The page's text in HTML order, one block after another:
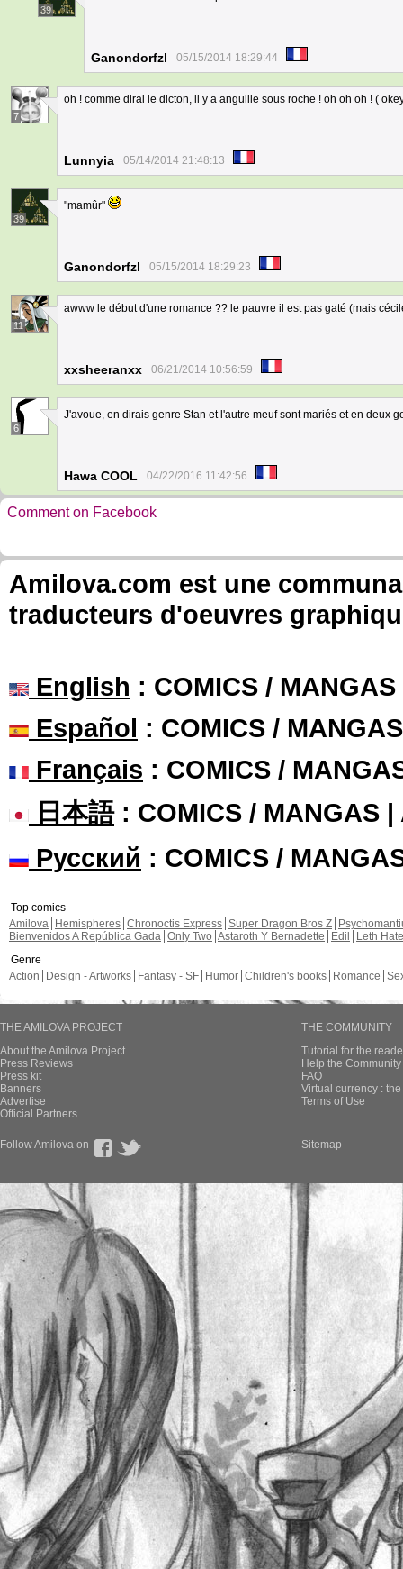
39
Ganondorfzl 05/15/2014 18:29:44
7
oh ! comme dirai le dicton, il y a anguille sous roche ! oh oh oh ! (
Lunnyia 05/14/2014 21:48:13
39
"mamûr"
Ganondorfzl 05/15/2014 18:29:23
11
awww le début d'une romance ?? le pauvre il est pas gaté (mais
xxsheeranxx 06/21/2014 10:56:59
6
J'avoue, en dirais genre Stan et l'autre meuf sont mariés et en deux
Hawa COOL 04/22/2016 11:42:56
Comment on Facebook
Amilova.com est une
traducteurs d'oeuvres
English : COMICS /
Español : COMICS /
Français : COMICS /
日本語: COMICS / MANGAS |
Русский : COMICS /
Top comics
Amilova
Hemispheres Chronoctis Express Super Dragon Bros Z
Bienvenidos A República Gada Only Two Astaroth Y Bernadette Edil
Leth Hate
Genre
Action
Design - Artworks Fantasy - SF Humor Children's books Romance
THE AMILOVA PROJECT
About the Amilova Project
Press Reviews
Press kit
Banners
Advertise
Official Partners
THE COMMUNITY
Tutorial for the
Help the
FAQ
Virtual currency :
Terms of Use
Follow Amilova on Sitemap